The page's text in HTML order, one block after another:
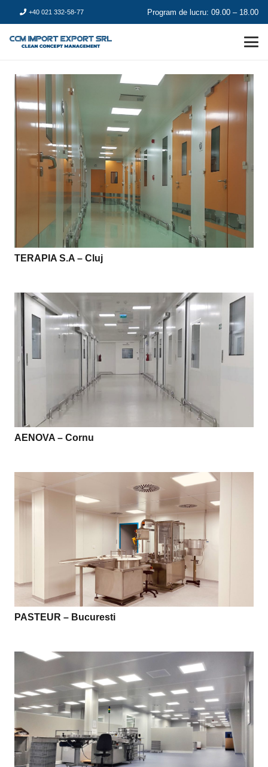
+40 021 332-58-77 Program de lucru: 09.00 – 18.00
TERAPIA S.A – Cluj
AENOVA – Cornu
PASTEUR – Bucuresti